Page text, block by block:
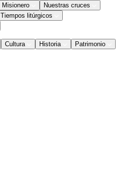
Misionero
Nuestras cruces
Tiempos litúrgicos
Cultura Historia
Patrimonio